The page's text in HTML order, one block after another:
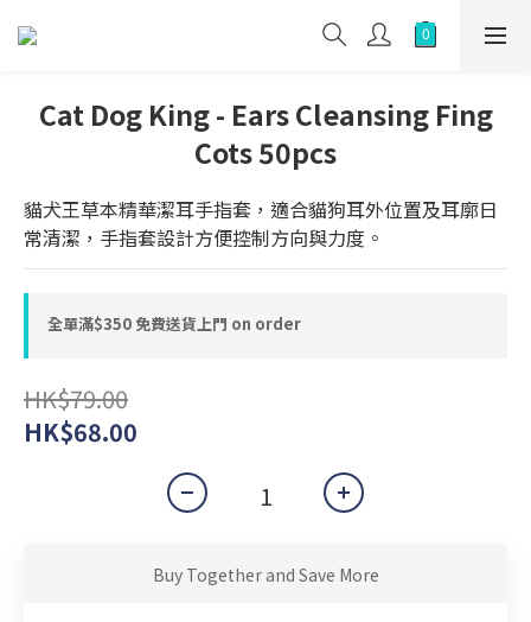
Cat Dog King - Ears Cleansing Fing
Cots 50pcs
貓犬王草本精華潔耳手指套，適合貓狗耳外位置及耳廓日
常清潔，手指套設計方便控制方向與力度。
全單滿$350 免費送貨上門 on order
HK$79.00
HK$68.00
Buy Together and Save More